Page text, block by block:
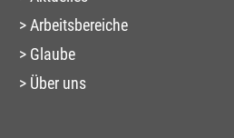
Arbeitsbereiche
Glaube
Über uns